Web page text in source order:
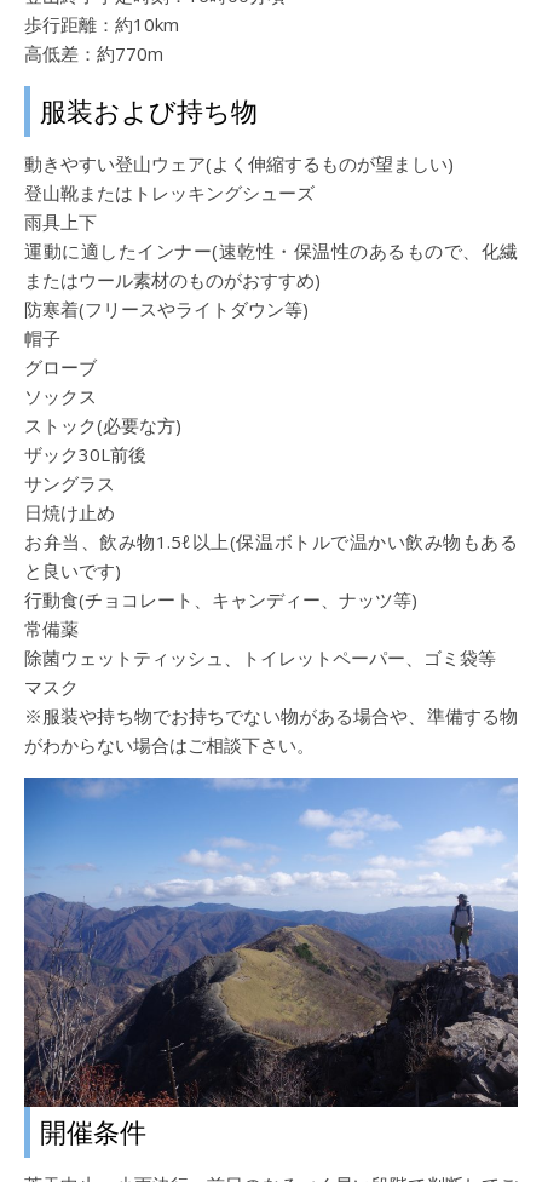
歩行距離：約10km
高低差：約770m
服装および持ち物
動きやすい登山ウェア(よく伸縮するものが望ましい)
登山靴またはトレッキングシューズ
雨具上下
運動に適したインナー(速乾性・保温性のあるもので、化繊
またはウール素材のものがおすすめ)
防寒着(フリースやライトダウン等)
帽子
グローブ
ソックス
ストック(必要な方)
ザック30L前後
サングラス
日焼け止め
お弁当、飲み物1.5ℓ以上(保温ボトルで温かい飲み物もある
と良いです)
行動食(チョコレート、キャンディー、ナッツ等)
常備薬
除菌ウェットティッシュ、トイレットペーパー、ゴミ袋等
マスク
※服装や持ち物でお持ちでない物がある場合や、準備する物
がわからない場合はご相談下さい。
開催条件